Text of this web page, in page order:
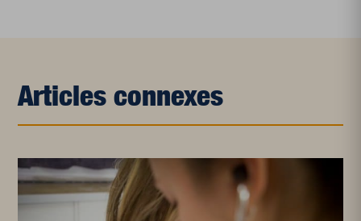
Articles connexes